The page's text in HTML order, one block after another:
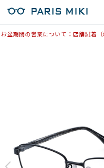
お盆期間の営業について：店舗試着